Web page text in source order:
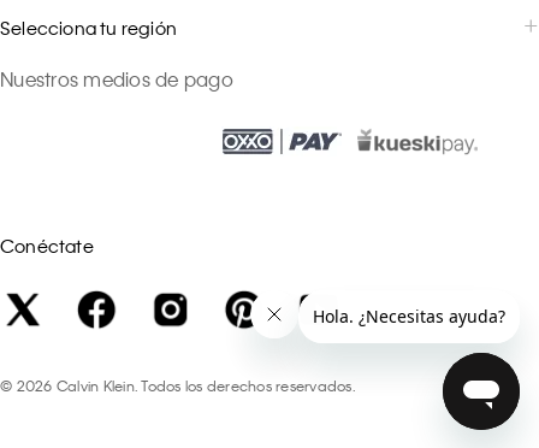
Selecciona tu región
Nuestros medios de pago
Conéctate
© 2026 Calvin Klein. Todos los derechos reservados.